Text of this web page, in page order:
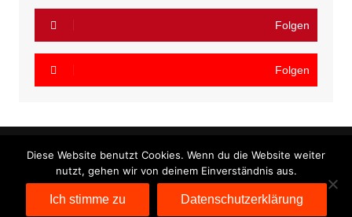
Folgen
Folgen
Cream Magazine vonThemebeez
Datenschutzerklärung Impressum
Diese Website benutzt Cookies. Wenn du die Website weiter
nutzt, gehen wir von deinem Einverständnis aus.
Ich stimme zu Datenschutzerklärung